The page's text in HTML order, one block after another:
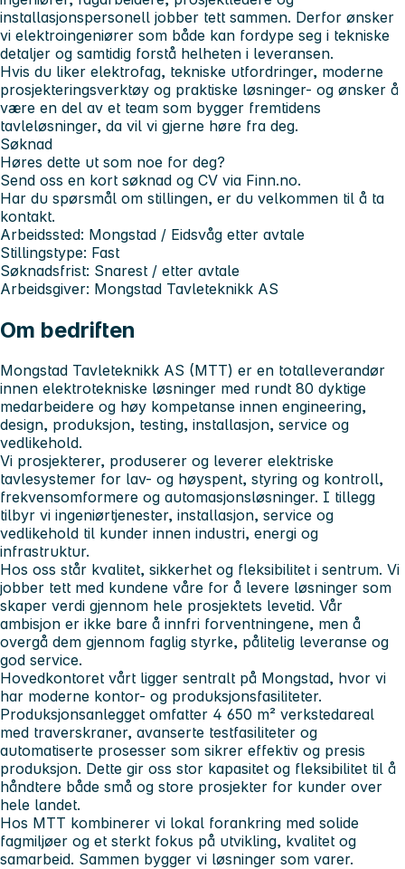
installasjonspersonell jobber tett sammen. Derfor ønsker
vi elektroingeniører som både kan fordype seg i tekniske
detaljer og samtidig forstå helheten i leveransen.
Hvis du liker elektrofag, tekniske utfordringer, moderne
prosjekteringsverktøy og praktiske løsninger- og ønsker å
være en del av et team som bygger fremtidens
tavleløsninger, da vil vi gjerne høre fra deg.
Søknad
Høres dette ut som noe for deg?
Send oss en kort søknad og CV via Finn.no.
Har du spørsmål om stillingen, er du velkommen til å ta
kontakt.
Arbeidssted: Mongstad / Eidsvåg etter avtale
Stillingstype: Fast
Søknadsfrist: Snarest / etter avtale
Arbeidsgiver: Mongstad Tavleteknikk AS
Om bedriften
Mongstad Tavleteknikk AS (MTT) er en totalleverandør
innen elektrotekniske løsninger med rundt 80 dyktige
medarbeidere og høy kompetanse innen engineering,
design, produksjon, testing, installasjon, service og
vedlikehold.
Vi prosjekterer, produserer og leverer elektriske
tavlesystemer for lav- og høyspent, styring og kontroll,
frekvensomformere og automasjonsløsninger. I tillegg
tilbyr vi ingeniørtjenester, installasjon, service og
vedlikehold til kunder innen industri, energi og
infrastruktur.
Hos oss står kvalitet, sikkerhet og fleksibilitet i sentrum. Vi
jobber tett med kundene våre for å levere løsninger som
skaper verdi gjennom hele prosjektets levetid. Vår
ambisjon er ikke bare å innfri forventningene, men å
overgå dem gjennom faglig styrke, pålitelig leveranse og
god service.
Hovedkontoret vårt ligger sentralt på Mongstad, hvor vi
har moderne kontor- og produksjonsfasiliteter.
Produksjonsanlegget omfatter 4 650 m² verkstedareal
med traverskraner, avanserte testfasiliteter og
automatiserte prosesser som sikrer effektiv og presis
produksjon. Dette gir oss stor kapasitet og fleksibilitet til å
håndtere både små og store prosjekter for kunder over
hele landet.
Hos MTT kombinerer vi lokal forankring med solide
fagmiljøer og et sterkt fokus på utvikling, kvalitet og
samarbeid. Sammen bygger vi løsninger som varer.